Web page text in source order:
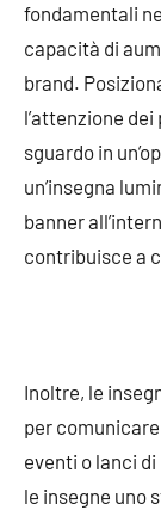
fondamentali
capacità di
brand.
l’attenzione
sguardo in
un’insegna
banner
contribuisce a
Inoltre, le
per
eventi o lanci
le insegne uno